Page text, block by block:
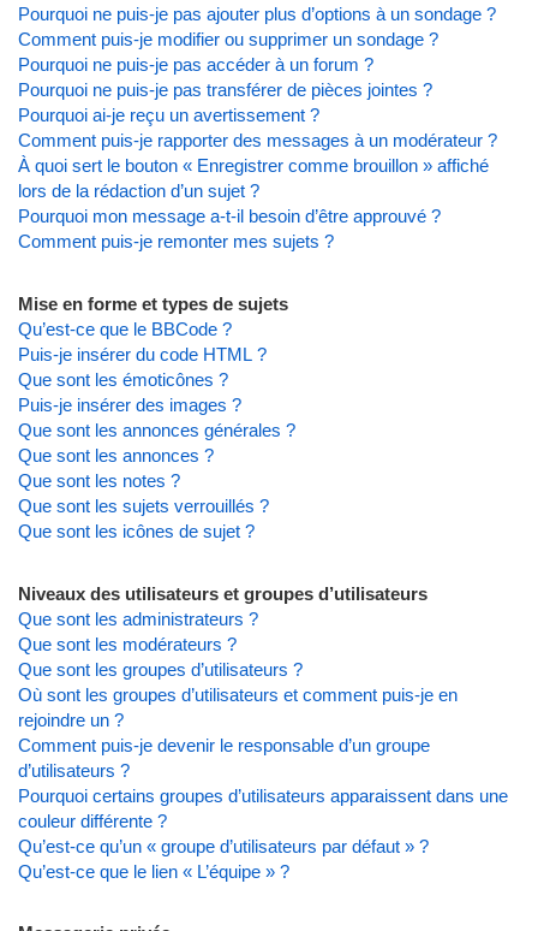
Pourquoi ne puis-je pas ajouter plus d’options à un sondage ?
Comment puis-je modifier ou supprimer un sondage ?
Pourquoi ne puis-je pas accéder à un forum ?
Pourquoi ne puis-je pas transférer de pièces jointes ?
Pourquoi ai-je reçu un avertissement ?
Comment puis-je rapporter des messages à un modérateur ?
À quoi sert le bouton « Enregistrer comme brouillon » affiché
lors de la rédaction d’un sujet ?
Pourquoi mon message a-t-il besoin d’être approuvé ?
Comment puis-je remonter mes sujets ?
Mise en forme et types de sujets
Qu’est-ce que le BBCode ?
Puis-je insérer du code HTML ?
Que sont les émoticônes ?
Puis-je insérer des images ?
Que sont les annonces générales ?
Que sont les annonces ?
Que sont les notes ?
Que sont les sujets verrouillés ?
Que sont les icônes de sujet ?
Niveaux des utilisateurs et groupes d’utilisateurs
Que sont les administrateurs ?
Que sont les modérateurs ?
Que sont les groupes d’utilisateurs ?
Où sont les groupes d’utilisateurs et comment puis-je en
rejoindre un ?
Comment puis-je devenir le responsable d’un groupe
d’utilisateurs ?
Pourquoi certains groupes d’utilisateurs apparaissent dans une
couleur différente ?
Qu’est-ce qu’un « groupe d’utilisateurs par défaut » ?
Qu’est-ce que le lien « L’équipe » ?